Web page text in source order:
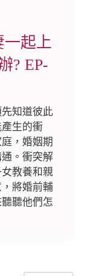
一起上
? EP-
知道彼此
生的衝
，婚姻期
。衝突解
教養和親
將婚前輔
聽他們怎